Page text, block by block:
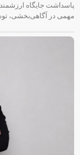
پاسداشت جایگاه
مهمی در آگاهی‌بخشی،